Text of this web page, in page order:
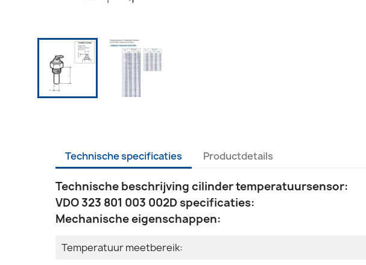
Technische specificaties Productdetails
Technische beschrijving cilinder temperatuursensor:
VDO 323 801 003 002D specificaties:
Mechanische eigenschappen:
Temperatuur meetbereik: